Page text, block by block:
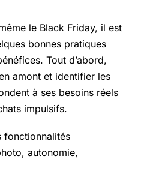
le Black Friday, il est
bonnes pratiques
Tout d’abord,
amont et identifier les
à ses besoins réels
impulsifs.
fonctionnalités
autonomie,